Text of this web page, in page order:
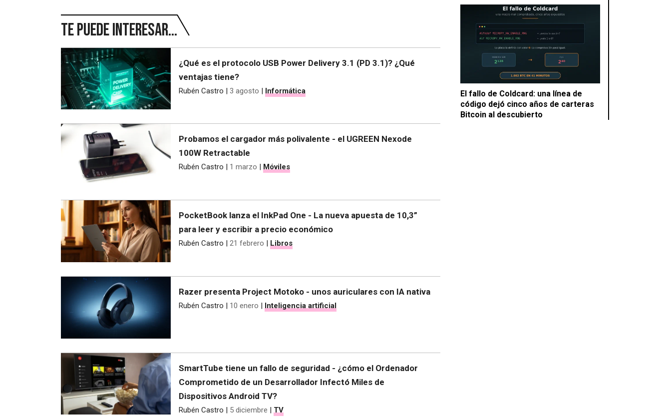
El fallo de Coldcard: una línea de
código dejó cinco años de carteras
Bitcoin al descubierto
Te puede interesar...
¿Qué es el protocolo USB Power Delivery 3.1 (PD 3.1)? ¿Qué
ventajas tiene?
Rubén Castro | 3 agosto | Informática
Probamos el cargador más polivalente - el UGREEN Nexode
100W Retractable
Rubén Castro 1 marzo Móviles
PocketBook lanza el InkPad One - La nueva apuesta de 10,3”
para leer y escribir a precio económico
Rubén Castro | 21 febrero | Libros
Razer presenta Project Motoko - unos auriculares con IA nativa
Rubén Castro | 10 enero | Inteligencia artificial
SmartTube tiene un fallo de seguridad - ¿cómo el Ordenador
Comprometido de un Desarrollador Infectó Miles de
Dispositivos Android TV?
Rubén Castro | 5 diciembre | TV